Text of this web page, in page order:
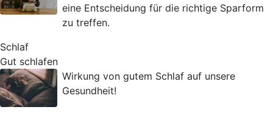
eine Entscheidung für die richtige Sparform
zu treffen.
Schlaf
Gut schlafen
Wirkung von gutem Schlaf auf unsere
Gesundheit!